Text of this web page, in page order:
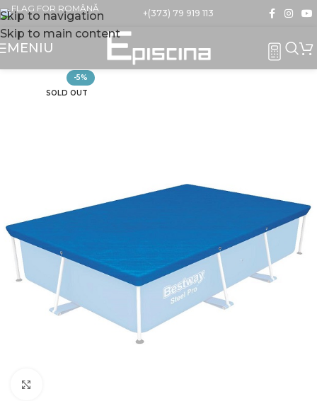
Skip to navigation
Skip to main content
+(373) 79 919 113
MENIU
-5%
SOLD OUT